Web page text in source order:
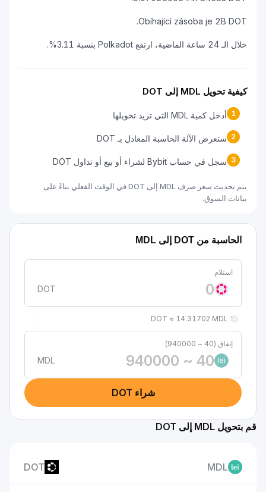
Obíhající zásoba je 2B DOT.
خلال الـ 24 ساعة الماضية، ارتفع Polkadot بنسبة 3.11%.
كيفية تحويل MDL إلى DOT
1 أدخل كمية MDL التي تريد تحويلها
2 ستعرض الآلة الحاسبة المعادل بـ DOT
3 سجل في حساب Bybit لشراء أو بيع أو تداول DOT
يتم تحديث سعر صرف MDL إلى DOT في الوقت الفعلي بناءً على
بيانات السوق.
الحاسبة من DOT إلى MDL
استلام
DOT
1 DOT ≈ 14.31702 MDL
إنفاق (40 ~ 940000)
lei
MDL
شراء DOT
قم بتحويل MDL إلى DOT
MDL
DOT